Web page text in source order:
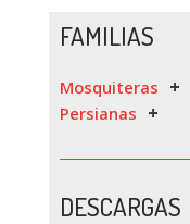
FAMILIAS
Mosquiteras
Persianas
DESCARGAS